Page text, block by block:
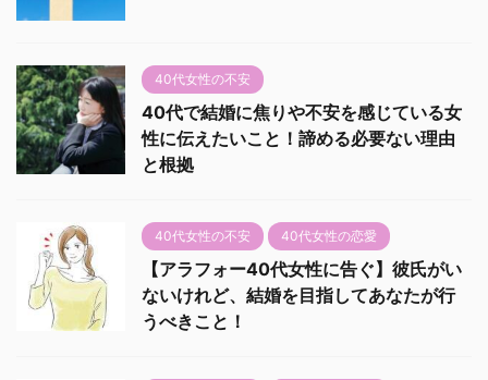
40代女性の不安
40代で結婚に焦りや不安を感じている女
性に伝えたいこと！諦める必要ない理由
と根拠
40代女性の不安 40代女性の恋愛
【アラフォー40代女性に告ぐ】彼氏がい
ないけれど、結婚を目指してあなたが行
うべきこと！